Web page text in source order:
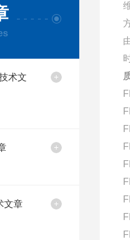
术文
文章